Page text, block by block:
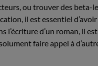
, ou trouver des beta-
, il est essentiel
l’écriture d’un roman, il
faire appel à